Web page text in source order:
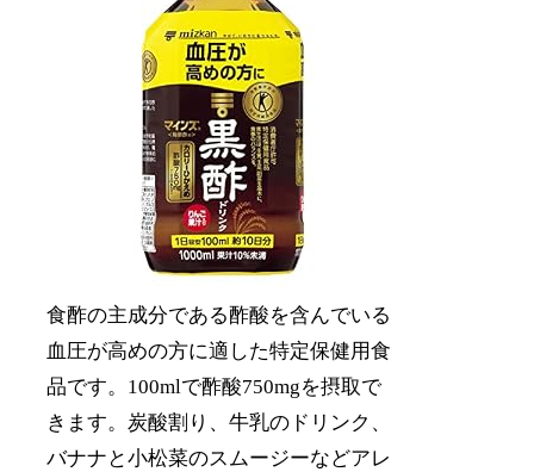
食酢の主成分である酢酸を含んでいる
血圧が高めの方に適した特定保健用食
品です。100mlで酢酸750mgを摂取で
きます。炭酸割り、牛乳のドリンク、
バナナと小松菜のスムージーなどアレ